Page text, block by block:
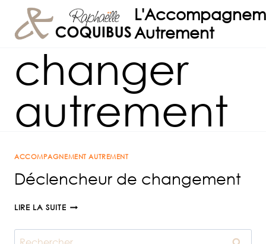
contenu
Autrement
changer
autrement
ACCOMPAGNEMENT AUTREMENT
Déclencheur de changement
LIRE LA SUITEDÉCLENCHEUR
CHANGEMENT
Rechercher :